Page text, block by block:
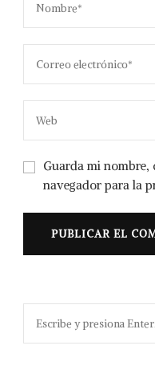
Guarda mi nombre,
navegador para la
¿Buscas